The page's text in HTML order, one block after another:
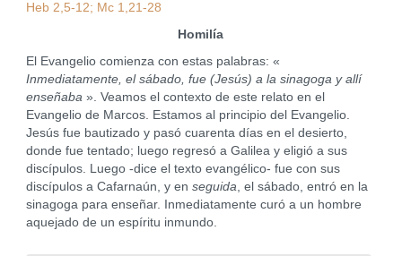
Heb 2,5-12; Mc 1,21-28
Homilía
El Evangelio comienza con estas palabras: «
Inmediatamente, el sábado, fue (Jesús) a la sinagoga y allí
enseñaba ». Veamos el contexto de este relato en el
Evangelio de Marcos. Estamos al principio del Evangelio.
Jesús fue bautizado y pasó cuarenta días en el desierto,
donde fue tentado; luego regresó a Galilea y eligió a sus
discípulos. Luego -dice el texto evangélico- fue con sus
discípulos a Cafarnaún, y en seguida, el sábado, entró en la
sinagoga para enseñar. Inmediatamente curó a un hombre
aquejado de un espíritu inmundo.